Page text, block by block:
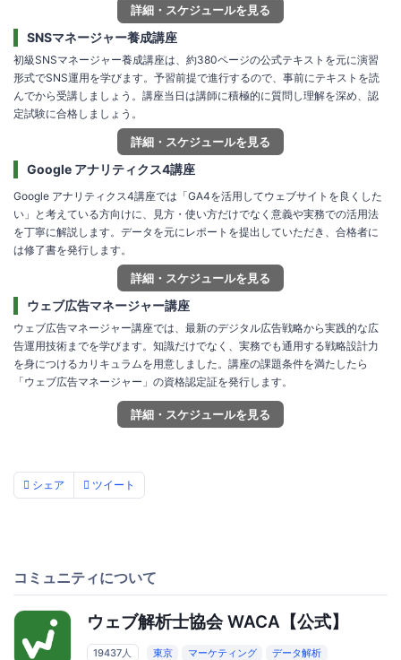
詳細・スケジュールを見る
SNSマネージャー養成講座
初級SNSマネージャー養成講座は、約380ページの公式テキストを元に演習
形式でSNS運用を学びます。予習前提で進行するので、事前にテキストを読
んでから受講しましょう。講座当日は講師に積極的に質問し理解を深め、認
定試験に合格しましょう。
詳細・スケジュールを見る
Google アナリティクス4講座
Google アナリティクス4講座では「GA4を活用してウェブサイトを良くした
い」と考えている方向けに、見方・使い方だけでなく意義や実務での活用法
を丁寧に解説します。データを元にレポートを提出していただき、合格者に
は修了書を発行します。
詳細・スケジュールを見る
ウェブ広告マネージャー講座
ウェブ広告マネージャー講座では、最新のデジタル広告戦略から実践的な広
告運用技術までを学びます。知識だけでなく、実務でも通用する戦略設計力
を身につけるカリキュラムを用意しました。講座の課題条件を満たしたら
「ウェブ広告マネージャー」の資格認定証を発行します。
詳細・スケジュールを見る
シェア ツイート
コミュニティについて
ウェブ解析士協会 WACA【公式】
19437人 東京 マーケティング データ解析